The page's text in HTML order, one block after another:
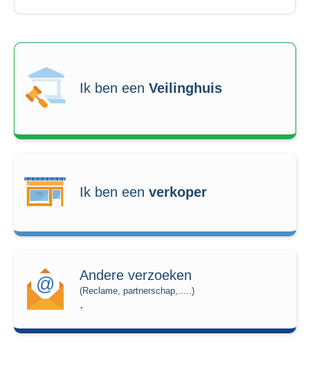
Ik ben een Veilinghuis
Ik ben een verkoper
Andere verzoeken
(Reclame, partnerschap,.....)
.